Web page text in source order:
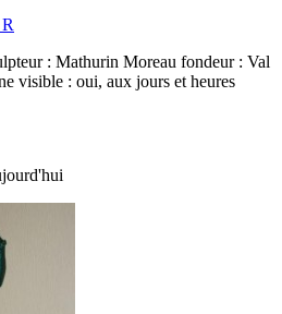
: Mathurin Moreau fondeur : Val
visible : oui, aux jours et heures